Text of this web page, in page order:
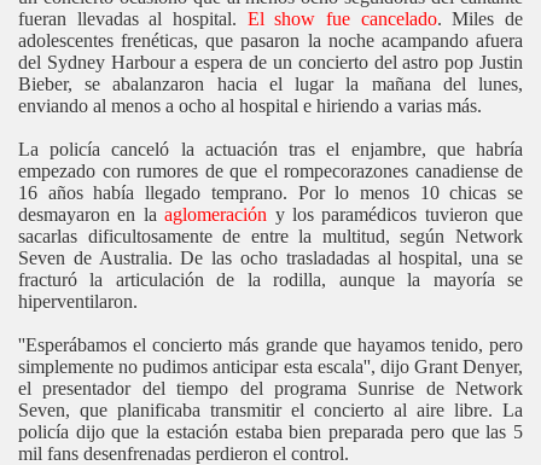
fueran llevadas al hospital. El show fue cancelado. Miles de
adolescentes frenéticas, que pasaron la noche acampando afuera
del Sydney Harbour a espera de un concierto del astro pop Justin
Bieber, se abalanzaron hacia el lugar la mañana del lunes,
enviando al menos a ocho al hospital e hiriendo a varias más.
La policía canceló la actuación tras el enjambre, que habría
empezado con rumores de que el rompecorazones canadiense de
16 años había llegado temprano. Por lo menos 10 chicas se
desmayaron en laaglomeración y los paramédicos tuvieron que
sacarlas dificultosamente de entre la multitud, según Network
Seven de Australia. De las ocho trasladadas al hospital, una se
fracturó la articulación de la rodilla, aunque la mayoría se
hiperventilaron.
''Esperábamos el concierto más grande que hayamos tenido, pero
simplemente no pudimos anticipar esta escala'', dijo Grant Denyer,
el presentador del tiempo del programa Sunrise de Network
Seven, que planificaba transmitir el concierto al aire libre. La
policía dijo que la estación estaba bien preparada pero que las 5
mil fans desenfrenadas perdieron el control.